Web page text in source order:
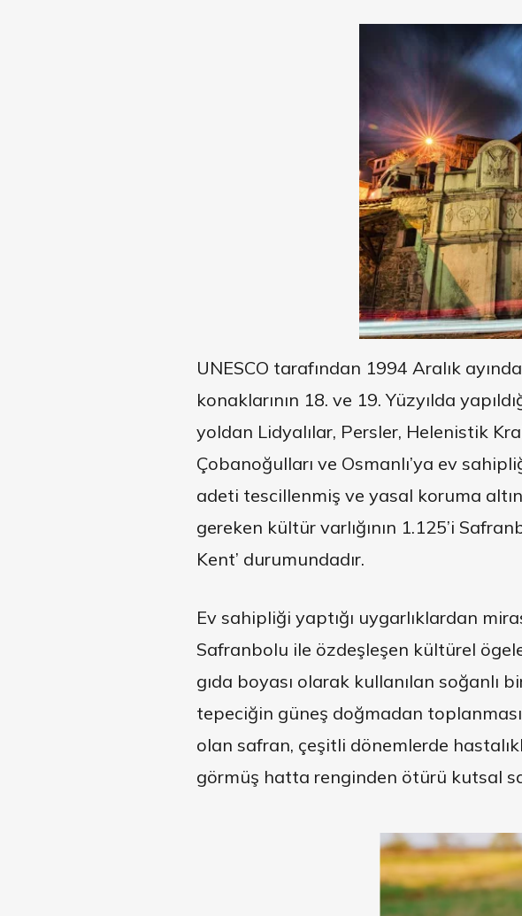
UNESCO tarafından 1994 Aralık
konaklarının 18. ve 19. Yüzyılda
yoldan Lidyalılar, Persler, Helenistik
Çobanoğulları ve Osmanlı’ya ev
adeti tescillenmiş ve yasal koruma
gereken kültür varlığının 1.125’i
Kent’ durumundadır.
Ev sahipliği yaptığı uygarlıklardan
Safranbolu ile özdeşleşen kültürel
gıda boyası olarak kullanılan soğanlı
tepeciğin güneş doğmadan
olan safran, çeşitli dönemlerde
görmüş hatta renginden ötürü kutsal